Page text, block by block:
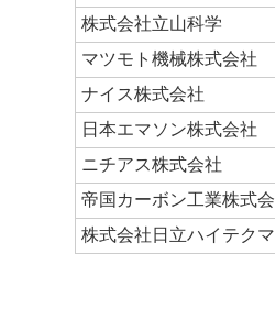
株式会社立山科学
マツモト機械株式会社
ナイス株式会社
日本エマソン株式会社
ニチアス株式会社
帝国カーボン工業株式
株式会社日立ハイテク